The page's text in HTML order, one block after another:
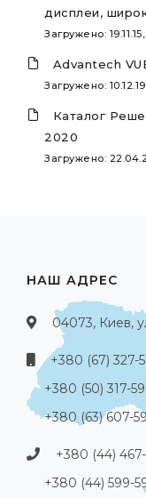
дисплеи,
Загружено:
Advantech
Загружено:
Каталог
2020
Загружено:
НАШ АДРЕС
04073, Киев,
+380 (67) 327-
+380 (50) 317-
+380 (63) 607-
+380 (44)
+380 (44) 599-